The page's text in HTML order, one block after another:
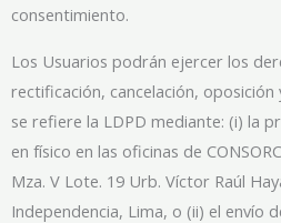
consentimiento.
Los Usuarios podrán ejercer los
rectificación, cancelación,
se refiere la LDPD mediante: (i) la
en físico en las oficinas de
Mza. V Lote. 19 Urb. Víctor Raúl
Independencia, Lima, o (ii) el envío